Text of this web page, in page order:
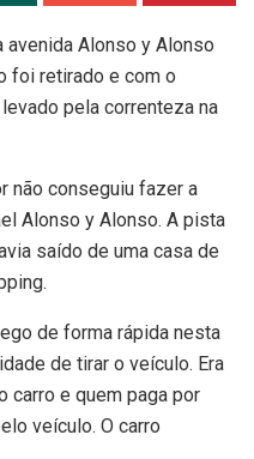
avenida Alonso y Alonso
foi retirado e com o
pela correnteza na
não conseguiu fazer a
Alonso y Alonso. A pista
saído de uma casa de
de forma rápida nesta
de tirar o veículo. Era
carro e quem paga por
veículo. O carro